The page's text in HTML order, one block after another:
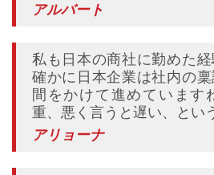
アルバート
私も日本の商社に勤めた経
確かに日本企業は社内の
間をかけて進めています
重、悪く言うと遅い、とい
アリョーナ